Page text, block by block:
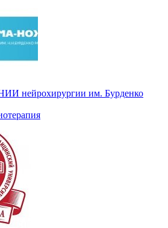
нейрохирургии им. Бурденко